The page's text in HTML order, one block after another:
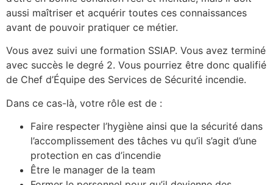
aussi maîtriser et acquérir toutes ces connaissances
avant de pouvoir pratiquer ce métier.
Vous avez suivi une formation SSIAP. Vous avez terminé
avec succès le degré 2. Vous pourriez être donc qualifié
de Chef d’Équipe des Services de Sécurité incendie.
Dans ce cas-là, votre rôle est de :
Faire respecter l’hygiène ainsi que la sécurité dans
l’accomplissement des tâches vu qu’il s’agit d’une
protection en cas d’incendie
Être le manager de la team